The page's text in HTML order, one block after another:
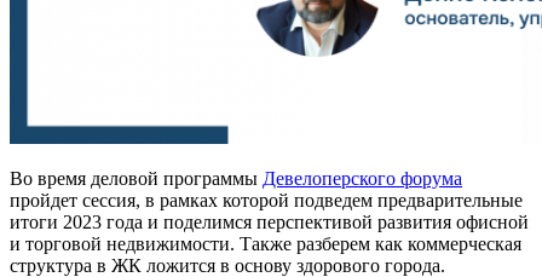
Во время деловой программы Девелоперского форума
пройдет сессия, в рамках которой подведем предварительные
итоги 2023 года и поделимся перспективой развития офисной
и торговой недвижимости. Также разберем как коммерческая
структура в ЖК ложится в основу здорового города.